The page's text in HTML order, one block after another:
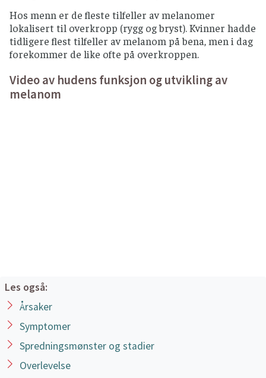
Hos menn er de fleste tilfeller av melanomer
lokalisert til overkropp (rygg og bryst). Kvinner hadde
tidligere flest tilfeller av melanom på bena, men i dag
forekommer de like ofte på overkroppen.
Video av hudens funksjon og utvikling av
melanom
Les også:
Årsaker
Symptomer
Spredningsmønster og stadier
Overlevelse